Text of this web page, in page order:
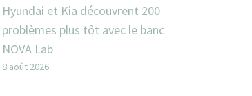
Hyundai et Kia découvrent 200
problèmes plus tôt avec le banc
NOVA Lab
8 août 2026